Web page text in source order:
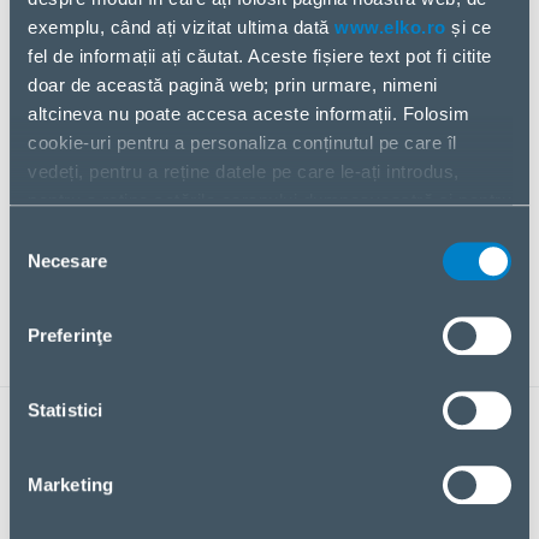
exemplu, când ați vizitat ultima dată www.elko.ro și ce
fel de informații ați căutat. Aceste fișiere text pot fi citite
doar de această pagină web; prin urmare, nimeni
altcineva nu poate accesa aceste informații. Folosim
cookie-uri pentru a personaliza conținutul pe care îl
vedeți, pentru a reține datele pe care le-ați introdus,
pentru a reține setările ecranului dumneavoastră și pentru
Partajăm informații despre modul în care utilizați pagina
publicitate și analiză. Dacă sunteți de acord cu acestea,
vă rugăm să dați clic pe „Acceptați toate cookie-urile”.
cookie-urile, faceți clic pe „Gestionați/Respingeți”.
consimțământului
Necesare
Preferinţe
Statistici
Marketing